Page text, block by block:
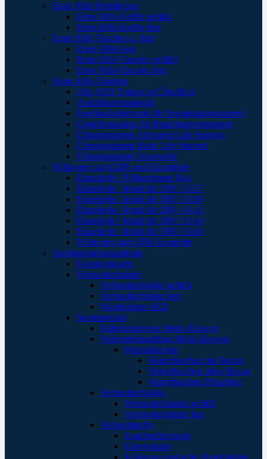
Erste Hilfe Behältnisse
Erste Hilfe-Koffer gefüllt
Erste Hilfe-Koffer leer
Erste Hilfe Taschen u. Sets
Erste Hilfe-Sets
Erste Hilfe-Taschen gefüllt
Erste Hilfe-Taschen leer
Erste Hilfe-Training
Alle AED Trainer im Überblick
Ausbildungsmaterial
Feedbackelektronik für Reanimationspuppen
Gesichtsmasken für Reanimationspuppen
Übungspuppen Advanced Life Support
Übungspuppen Basic Life Support
Übungspuppen Feuerwehr
Füllungen nach DIN und Einzelteile
Einzelteile / Füllsortiment Kita
Einzelteile / Inhalt für DIN 13157
Einzelteile / Inhalt für DIN 13169
Einzelteile / Inhalt für DIN 14142
Einzelteile / Inhalt für DIN 13164
Einzelteile / Inhalt für DIN 13160
Füllungen nach DIN Komplett
Sanitätsraumausstattung
Krankentragen
Verbandschränke
Verbandschränke gefüllt
Verbandschränke leer
Wandkästen AED
Sportmedizin
Kältekompresse Mehr-/Einweg
Wärmebehandlung Mehr-/Einweg
Wärmflaschen
Wärmflaschen mit Bezug
Wärmflaschen ohne Bezug
Wärmflaschen Plüschtier
Verbandschränke
Verbandschränke gefüllt
Verbandschränke leer
Verbandstoffe
Kanülenfixierung
Kinesoptape
Kohäsive elastische Fixierbinden